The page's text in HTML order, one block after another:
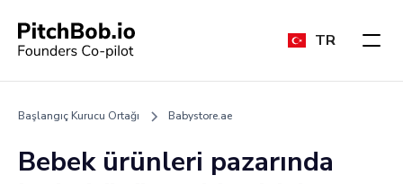
TR
Başlangıç Kurucu Ortağı Babystore.ae
Bebek ürünleri pazarında